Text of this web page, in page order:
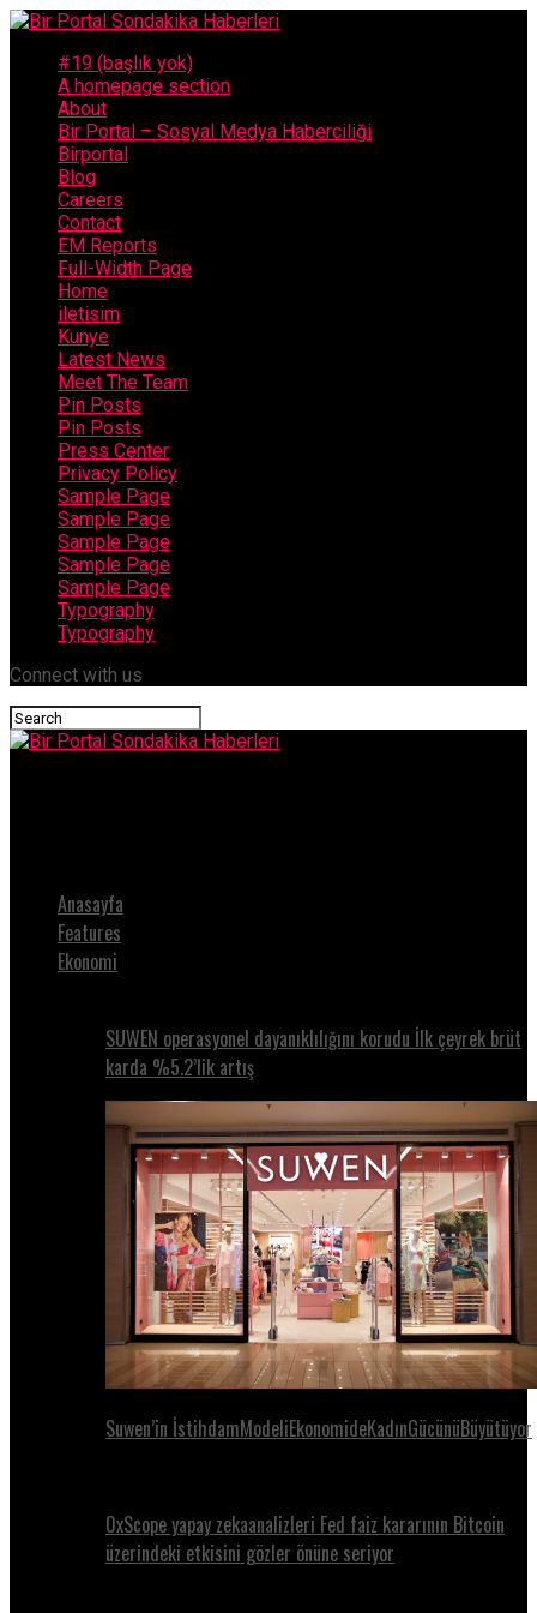
#19 (başlık yok)
A homepage section
About
Bir Portal – Sosyal Medya Haberciliği
Birportal
Blog
Careers
Contact
EM Reports
Full-Width Page
Home
iletisim
Kunye
Latest News
Meet The Team
Pin Posts
Pin Posts
Press Center
Privacy Policy
Sample Page
Sample Page
Sample Page
Sample Page
Sample Page
Typography
Typography
Connect with us
Anasayfa
Features
Ekonomi
SUWEN operasyonel dayanıklılığını korudu İlk çeyrek brüt
karda %5.2’lik artış
Suwen’in İstihdamModeliEkonomideKadınGücünüBüyütüyor
0xScope yapay zekaanalizleri Fed faiz kararının Bitcoin
üzerindeki etkisini gözler önüne seriyor